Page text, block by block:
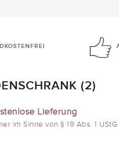
(2)
Lieferung
im Sinne von § 19 Abs. 1